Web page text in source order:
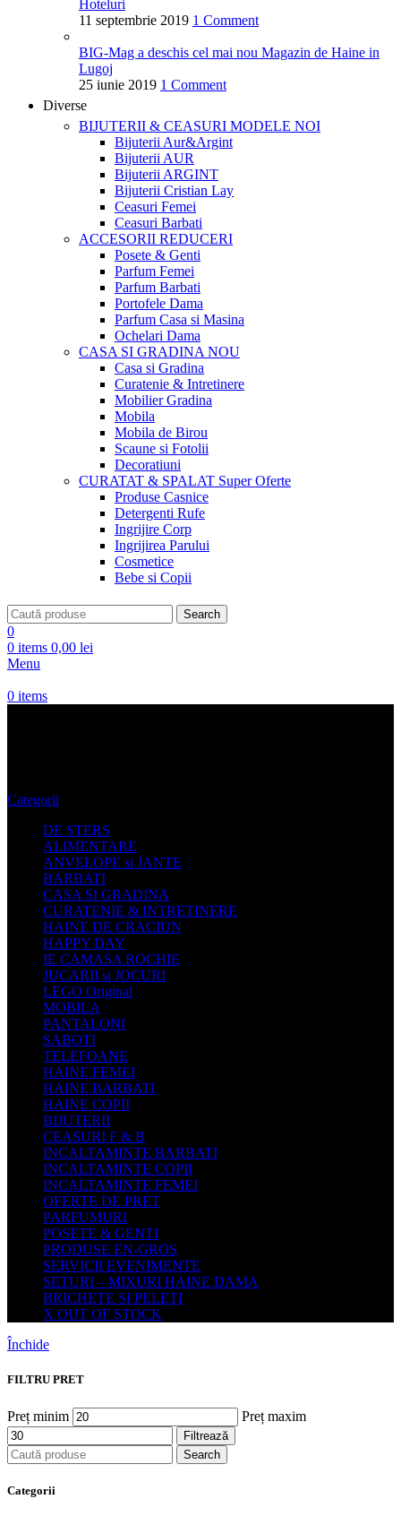
Hoteluri
11 septembrie 2019 1 Comment
BIG-Mag a deschis cel mai nou Magazin de Haine in
Lugoj
25 iunie 2019 1 Comment
Diverse
BIJUTERII & CEASURI MODELE NOI
Bijuterii Aur&Argint
Bijuterii AUR
Bijuterii ARGINT
Bijuterii Cristian Lay
Ceasuri Femei
Ceasuri Barbati
ACCESORII REDUCERI
Posete & Genti
Parfum Femei
Parfum Barbati
Portofele Dama
Parfum Casa si Masina
Ochelari Dama
CASA SI GRADINANOU
Casa si Gradina
Curatenie & Intretinere
Mobilier Gradina
Mobila
Mobila de Birou
Scaune si Fotolii
Decoratiuni
CURATAT & SPALAT Super Oferte
Produse Casnice
Detergenti Rufe
Ingrijire Corp
Ingrijirea Parului
Cosmetice
Bebe si Copii
Search
0
0 items 0,00 lei
Menu
0 items
Categorii
DE STERS
ALIMENTARE
ANVELOPE si JANTE
BARBATI
CASA SI GRADINA
CURATENIE & INTRETINERE
HAINE DE CRACIUN
HAPPY DAY
IE CAMASA ROCHIE
JUCARII si JOCURI
LEGO Original
MOBILA
PANTALONI
SABOTI
TELEFOANE
HAINE FEMEI
HAINE BARBATI
HAINE COPII
BIJUTERII
CEASURI F & B
INCALTAMINTE BARBATI
INCALTAMINTE COPII
INCALTAMINTE FEMEI
OFERTE DE PRET
PARFUMURI
POSETE & GENTI
PRODUSE EN-GROS
SERVICII EVENIMENTE
SETURI – MIXURI HAINE DAMA
BRICHETE SI PELETI
X OUT OF STOCK
Închide
FILTRU PRET
Preț minim Preț maxim
Filtrează
Search
Categorii